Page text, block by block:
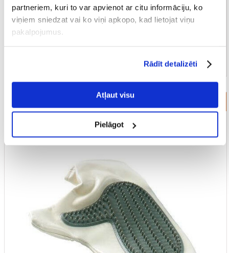
partneriem, kuri to var apvienot ar citu informāciju, ko
viņiem sniedzat vai ko viņi apkopo, kad lietojat viņu
pakalpojumus.
Rādīt detalizēti
Atļaut visu
Pielāgot
Kaķu kažoka ķemme